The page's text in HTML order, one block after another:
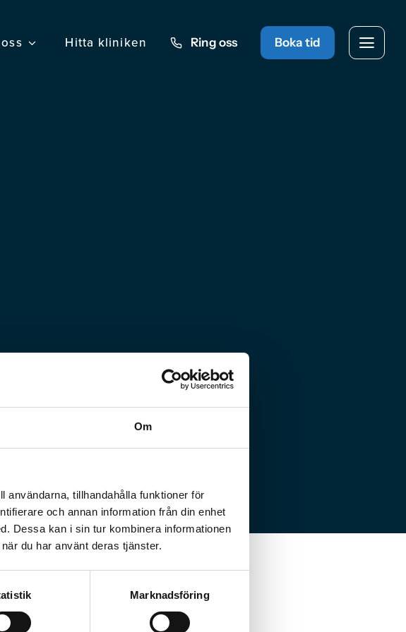
Om
användarna, tillhandahålla funktioner för
och annan information från din enhet
Dessa kan i sin tur kombinera informationen
du har använt deras tjänster.
Marknadsföring
Hitta kliniken Ring oss Boka tid